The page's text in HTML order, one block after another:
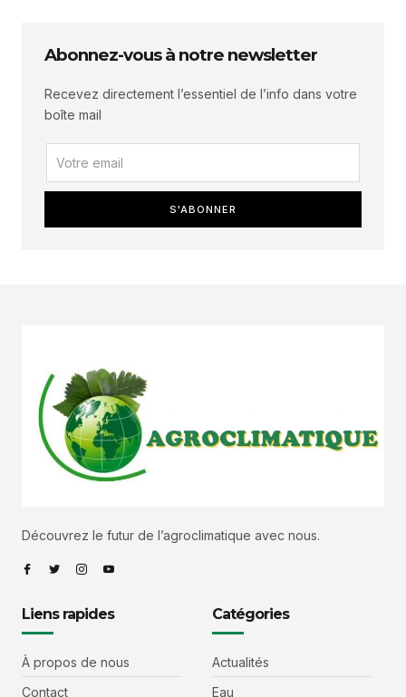
Abonnez-vous à notre newsletter
Recevez directement l’essentiel de l’info dans votre
boîte mail
S'ABONNER
Découvrez le futur de l’agroclimatique avec nous.
Liens rapides
À propos de nous
Contact
Catégories
Actualités
Eau